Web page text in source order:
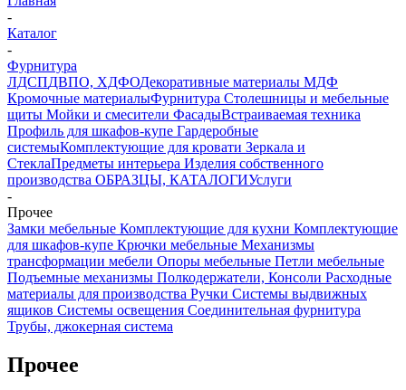
-
Каталог
-
Фурнитура
ЛДСПДВПО, ХДФОДекоративные материалы МДФ
Кромочные материалыФурнитура Столешницы и мебельные
щиты Мойки и смесители ФасадыВстраиваемая техника
Профиль для шкафов-купе Гардеробные
системыКомплектующие для кровати Зеркала и
СтеклаПредметы интерьера Изделия собственного
производства ОБРАЗЦЫ, КАТАЛОГИУслуги
-
Прочее
Замки мебельные Комплектующие для кухни Комплектующие
для шкафов-купе Крючки мебельные Механизмы
трансформации мебели Опоры мебельные Петли мебельные
Подъемные механизмы Полкодержатели, Консоли Расходные
материалы для производства Ручки Системы выдвижных
ящиков Системы освещения Соединительная фурнитура
Трубы, джокерная система
Прочее